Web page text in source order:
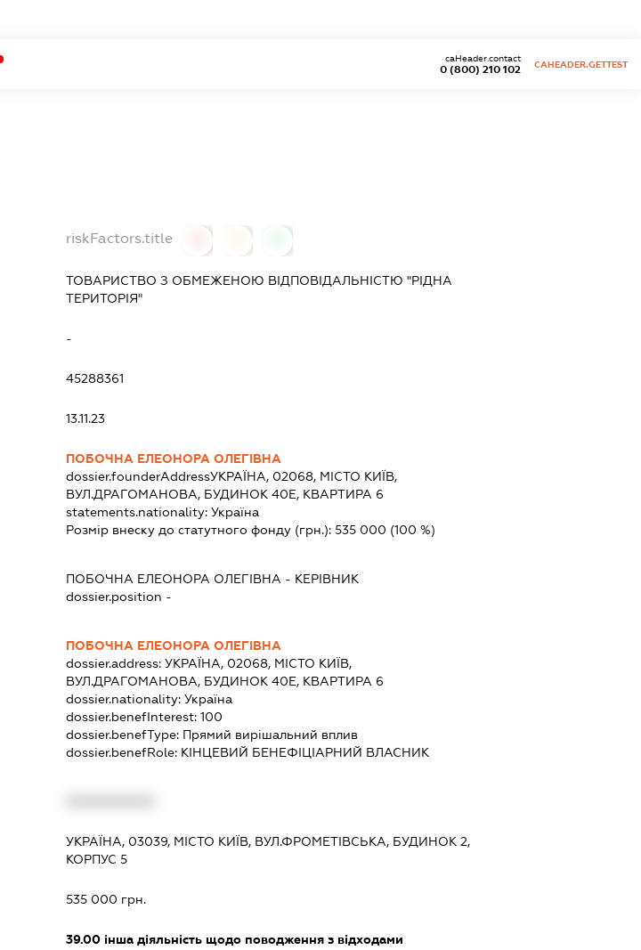
0 (800) 210 102
caHeader.contact
CAHEADER.GETTEST
riskFactors.title
ТОВАРИСТВО З ОБМЕЖЕНОЮ ВІДПОВІДАЛЬНІСТЮ "РІДНА
ТЕРИТОРІЯ"
-
45288361
13.11.23
ПОБОЧНА ЕЛЕОНОРА ОЛЕГІВНА
dossier.founderAddressУКРАЇНА, 02068, МІСТО КИЇВ,
ВУЛ.ДРАГОМАНОВА, БУДИНОК 40Е, КВАРТИРА 6
statements.nationality: Україна
Розмір внеску до статутного фонду (грн.): 535 000 (100 %)
ПОБОЧНА ЕЛЕОНОРА ОЛЕГІВНА - КЕРІВНИК
dossier.position -
ПОБОЧНА ЕЛЕОНОРА ОЛЕГІВНА
dossier.address: УКРАЇНА, 02068, МІСТО КИЇВ,
ВУЛ.ДРАГОМАНОВА, БУДИНОК 40Е, КВАРТИРА 6
dossier.nationality: Україна
dossier.benefInterest: 100
dossier.benefType: Прямий вирішальний вплив
dossier.benefRole: КІНЦЕВИЙ БЕНЕФІЦІАРНИЙ ВЛАСНИК
УКРАЇНА, 03039, МІСТО КИЇВ, ВУЛ.ФРОМЕТІВСЬКА, БУДИНОК 2,
КОРПУС 5
535 000 грн.
39.00інша діяльність щодо поводження з відходами